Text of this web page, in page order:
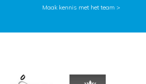
Maak kennis met het team >